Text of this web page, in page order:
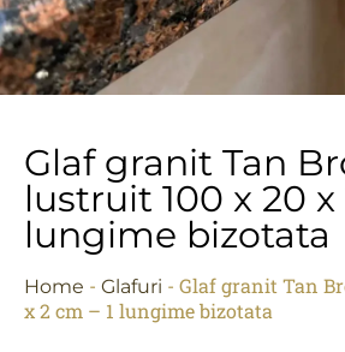
Glaf granit Tan
lustruit 100 x 20 x
lungime bizotata
Home - Glafuri - Glaf granit Tan
x 2 cm – 1 lungime bizotata